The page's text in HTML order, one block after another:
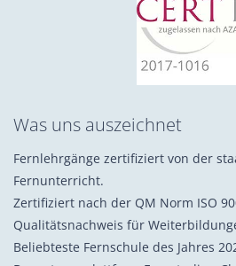
Was uns auszeichnet
Fernlehrgänge zertifiziert von der
Fernunterricht.
Zertifiziert nach der QM Norm ISO
Qualitätsnachweis für
Beliebteste Fernschule des Jahres